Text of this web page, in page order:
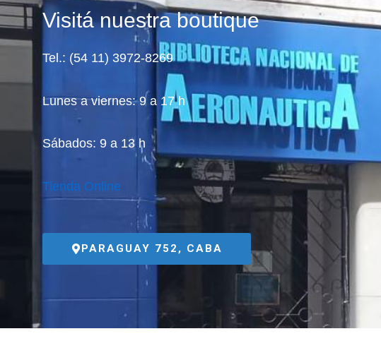
Visitá nuestra boutique
Tel.: (54 11) 3972-8269
Lunes a viernes: 9 a 17 h
Sábados: 9 a 13 h
Tienda Online
PARAGUAY 752, CABA